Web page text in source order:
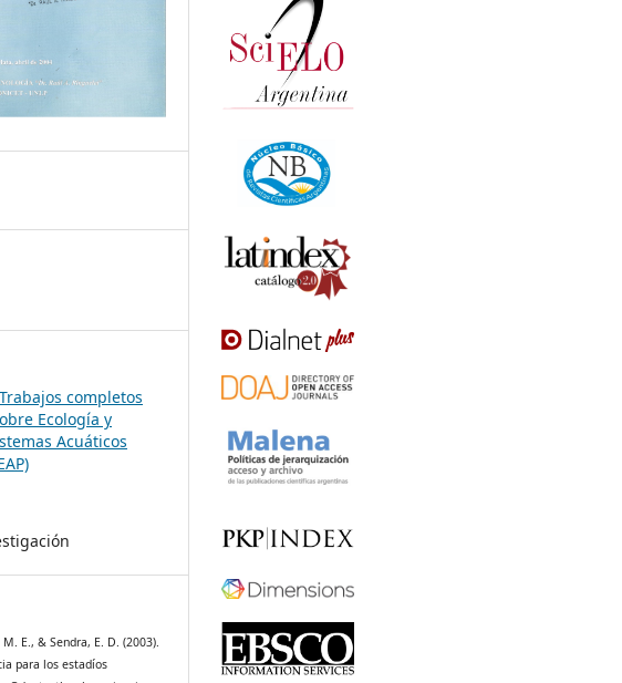
completos
Ecología y
Acuáticos
E., & Sendra, E. D. (2003).
para los estadíos